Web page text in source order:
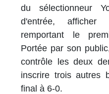
du sélectionneur
d'entrée, afficher
remportant le
Portée par son
contrôle les deux
inscrire trois autres
final à 6-0.